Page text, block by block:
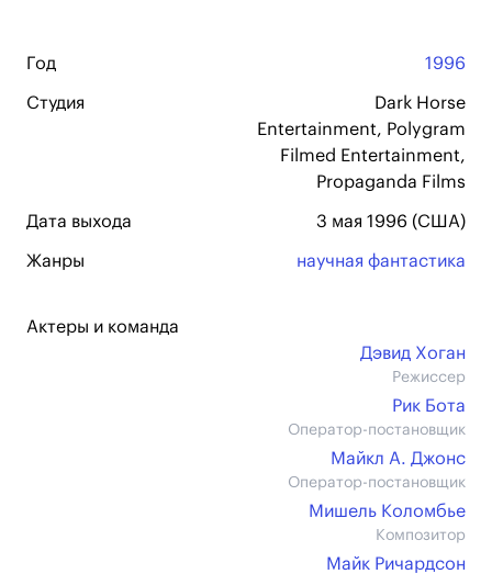
Год 1996
Студия
Dark Horse
Entertainment, Polygram
Filmed Entertainment,
Propaganda Films
Дата выхода 3 мая 1996 (США)
Жанры научная фантастика
Актеры и команда
Дэвид Хоган
Режиссер
Рик Бота
Оператор-постановщик
Майкл А. Джонс
Оператор-постановщик
Мишель Коломбье
Композитор
Майк Ричардсон